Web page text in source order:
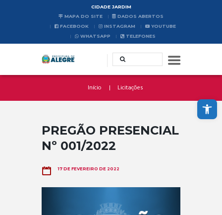
Abrir a barra de ferramentas
CIDADE JARDIM
MAPA DO SITE
DADOS ABERTOS
FACEBOOK
INSTAGRAM
YOUTUBE
WHATSAPP
TELEFONES
Início Licitações
PREGÃO PRESENCIAL
Nº 001/2022
17 DE FEVEREIRO DE 2022